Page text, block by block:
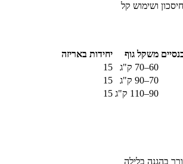
ושימוש קל
משקל גוף
יחידות באריזה
60–70 ק"ג
15
70–90 ק"ג
15
90–110 ק"ג 15
בהגנה בלילה